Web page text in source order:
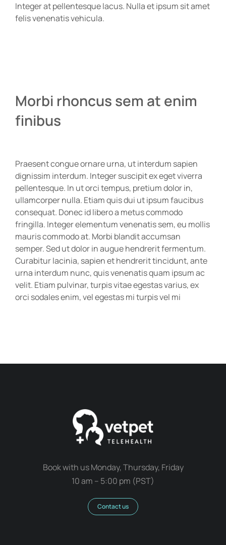
Integer at pellentesque lacus. Nulla et ipsum sit amet
felis venenatis vehicula.
Morbi rhoncus sem at enim
finibus
Praesent congue ornare urna, ut interdum sapien
dignissim interdum. Integer suscipit ex eget viverra
pellentesque. In ut orci tempus, pretium dolor in,
ullamcorper nulla. Etiam quis dui ut ipsum faucibus
consequat. Donec id libero a metus commodo
fringilla. Integer elementum venenatis sem, eu mollis
mauris commodo at. Morbi blandit accumsan
semper. Sed ut dolor in augue hendrerit fermentum.
Curabitur lacinia, sapien et hendrerit tincidunt, ante
urna interdum nunc, quis venenatis quam ipsum ac
velit. Etiam pulvinar, turpis vitae egestas varius, ex
orci sodales enim, vel egestas mi turpis vel mi
Book with us Monday, Thursday, Friday
10 am – 5:00 pm (PST)
Contact us